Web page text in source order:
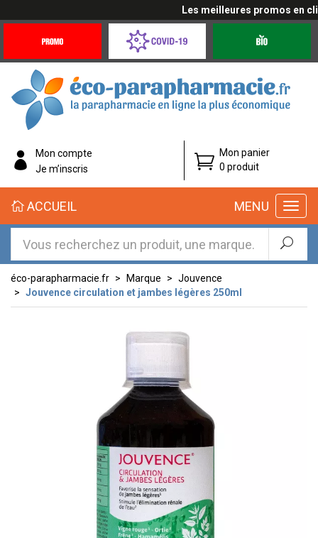
Les meilleures promos en
Offres
Coronavirus
éco-
parapharmacie.fr
éco-
parapharmacie.fr
Mon compte
Je m’inscris
Mon panier
0 produit
MENU
ACCUEIL
éco-parapharmacie.fr Marque
Jouvence
Jouvence circulation et jambes légères 250ml